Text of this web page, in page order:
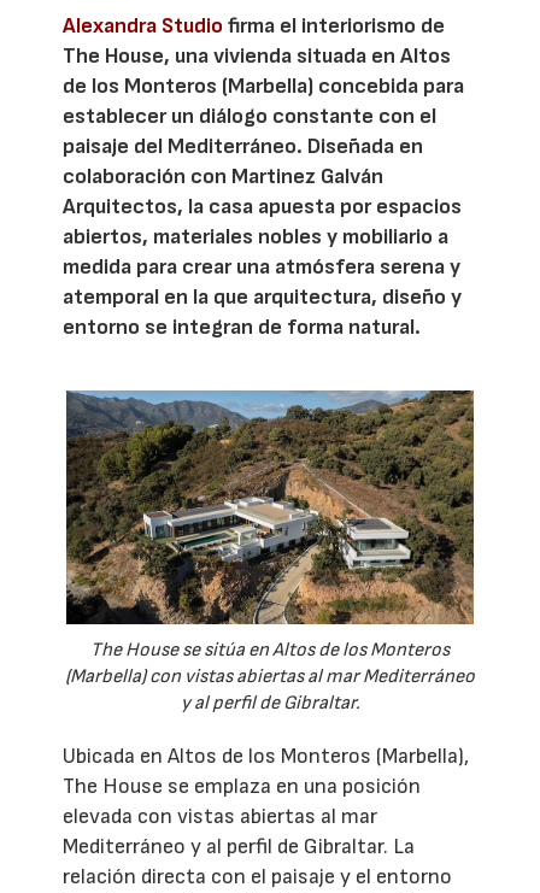
Alexandra Studio firma el interiorismo de
The House, una vivienda situada en Altos
de los Monteros (Marbella) concebida para
establecer un diálogo constante con el
paisaje del Mediterráneo. Diseñada en
colaboración con Martinez Galván
Arquitectos, la casa apuesta por espacios
abiertos, materiales nobles y mobiliario a
medida para crear una atmósfera serena y
atemporal en la que arquitectura, diseño y
entorno se integran de forma natural.
The House se sitúa en Altos de los Monteros
(Marbella) con vistas abiertas al mar Mediterráneo
y al perfil de Gibraltar.
Ubicada en Altos de los Monteros (Marbella),
The House se emplaza en una posición
elevada con vistas abiertas al mar
Mediterráneo y al perfil de Gibraltar. La
relación directa con el paisaje y el entorno